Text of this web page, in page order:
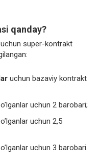
qanday?
super-kontrakt
uchun bazaviy kontrakt
uchun 2 barobari;
uchun 2,5
uchun 3 barobari.